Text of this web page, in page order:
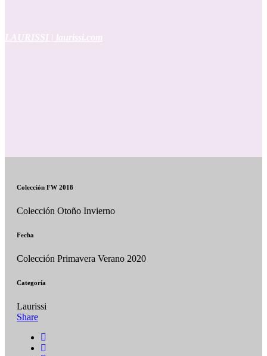
LAURISSI | laurissi.com
Colección FW 2018
Colección Otoño Invierno
Fecha
Colección Primavera Verano 2020
Categoría
Laurissi
Share